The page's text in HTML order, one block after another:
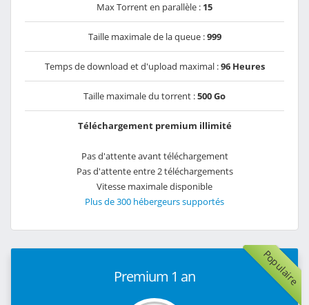
Max Torrent en parallèle : 15
Taille maximale de la queue :999
Temps de download et d'upload maximal :96 Heures
Taille maximale du torrent :500 Go
Téléchargement premium illimité
Pas d'attente avant téléchargement
Pas d'attente entre 2 téléchargements
Vitesse maximale disponible
Plus de 300 hébergeurs supportés
Populaire
Premium 1 an